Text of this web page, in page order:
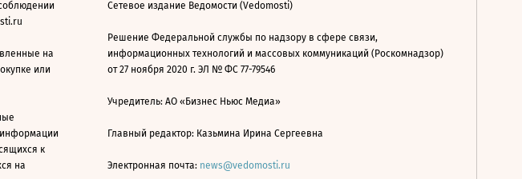
на
или
к
на
Сетевое издание Ведомости (Vedomosti)
Решение Федеральной службы по надзору в сфере связи,
информационных технологий и массовых коммуникаций (Роскомнадзор)
от 27 ноября 2020 г. ЭЛ № ФС 77-79546
Учредитель: АО «Бизнес Ньюс Медиа»
Главный редактор: Казьмина Ирина Сергеевна
Электронная почта: news@vedomosti.ru